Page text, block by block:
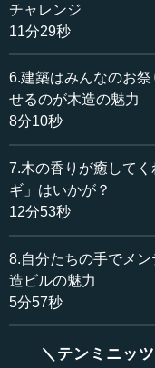
建築家は、どういう
と、町家の「千本格
昔のような２階建て
交換できますが、こ
ってきたときにはど
いけない。残念なが
立されていません。
●技術を開発するに
造の建物です。なぜ
チャレンジ
11分29秒
6.建築はみんなのお
せるのが木造の魅力
8分10秒
7.木の香りが癒して
ギ」はいかが？
12分53秒
8.自分たちの手でメ
造ビルの魅力
5分57秒
＼テンミニッ